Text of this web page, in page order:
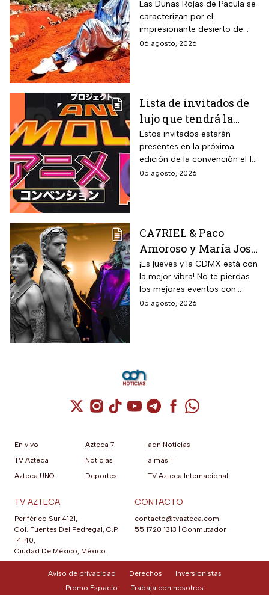
un paisaje surrealista
que te hará sentir en
Marte
Las Dunas Rojas de Pacula se
caracterizan por el
impresionante desierto de
arena roja que se formó tras
06 agosto, 2026
Lista de invitados de
lujo que tendrá la
Animole 2026
Estos invitados estarán
presentes en la próxima
edición de la convención el 12
y 13 de septiembre
05 agosto, 2026
CA7RIEL & Paco
Amoroso y María José
prenden la CDMX este
jueves 6 de agosto;
sedes, horarios y
precios de boletos
¡Es jueves y la CDMX está con
la mejor vibra! No te pierdas
los mejores eventos con
artistas de primer nivel.
05 agosto, 2026
Cuenta de X / Twitter (se abre en una
Cuenta de Instagram (se abre en una
Cuenta de TikTok (se abre en
Cuenta de YouTube (se abre
Cuenta de Telegram (se
Cuenta de
Cuenta de
En vivo
TV Azteca
Azteca UNO
Azteca 7
Noticias
Deportes
adn Noticias
a más +
TV Azteca Internacional
TV AZTECA
Periférico Sur 4121,
Col. Fuentes Del Pedregal, C.P.
14140,
Ciudad De México, México.
CONTACTO
contacto@tvazteca.com
55 1720 1313
Conmutador
Aviso de privacidad Derechos
Inversionistas
Promo Espacio
Trabaja con nosotros